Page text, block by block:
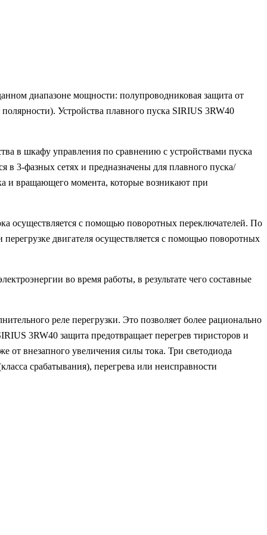
диапазоне мощности: полупроводниковая защита от
Устройства плавного пуска SIRIUS 3RW40
в шкафу управления по сравнению с устройствами пуска
3-фазных сетях и предназначены для плавного пуска/
и вращающего момента, которые возникают при
осуществляется с помощью поворотных переключателей. По
двигателя осуществляется с помощью поворотных
во время работы, в результате чего составные
реле перегрузки. Это позволяет более рационально
3RW40 защита предотвращает перегрев тиристоров и
от внезапного увеличения силы тока. Три светодиода
срабатывания), перегрева или неисправности